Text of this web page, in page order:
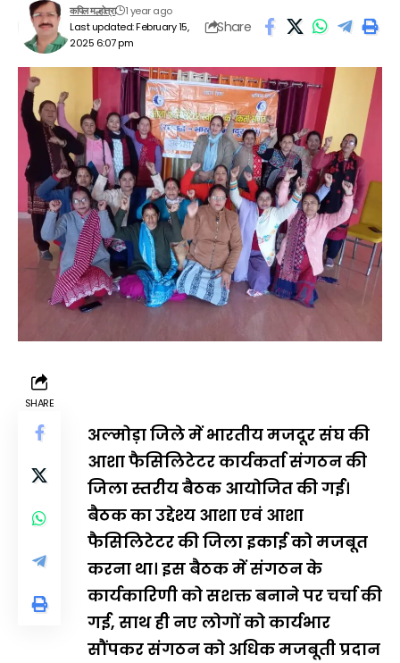
Last updated: February 15,
2025 6:07 pm
कपिल मल्होत्रा 1 year ago
Share
SHARE
अल्मोड़ा जिले में भारतीय मजदूर संघ की
आशा फैसिलिटेटर कार्यकर्ता संगठन की
जिला स्तरीय बैठक आयोजित की गई।
बैठक का उद्देश्य आशा एवं आशा
फैसिलिटेटर की जिला इकाई को मजबूत
करना था। इस बैठक में संगठन के
कार्यकारिणी को सशक्त बनाने पर चर्चा की
गई, साथ ही नए लोगों को कार्यभार
सौंपकर संगठन को अधिक मजबूती प्रदान